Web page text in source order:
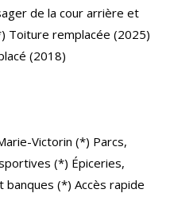
de la cour arrière et
Toiture remplacée (2025)
(2018)
Victorin (*) Parcs,
(*) Épiceries,
banques (*) Accès rapide